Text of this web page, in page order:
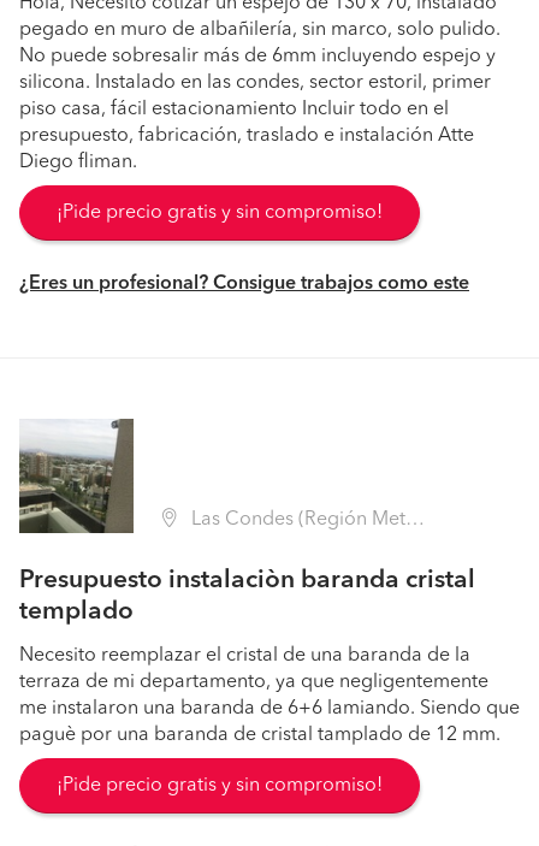
pegado en muro de albañilería, sin marco, solo pulido.
No puede sobresalir más de 6mm incluyendo espejo y
silicona. Instalado en las condes, sector estoril, primer
piso casa, fácil estacionamiento Incluir todo en el
presupuesto, fabricación, traslado e instalación Atte
Diego fliman.
¡Pide precio gratis y sin compromiso!
¿Eres un profesional? Consigue trabajos como este
Las Condes (Región Metropolitana - Santiago)
Presupuesto instalaciòn baranda cristal
templado
Necesito reemplazar el cristal de una baranda de la
terraza de mi departamento, ya que negligentemente
me instalaron una baranda de 6+6 lamiando. Siendo que
paguè por una baranda de cristal tamplado de 12 mm.
¡Pide precio gratis y sin compromiso!